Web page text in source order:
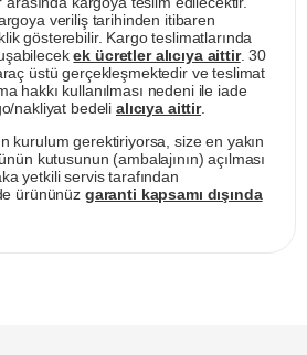
veriliş tarihinden itibaren
gösterebilir. Kargo teslimatlarında
ek ücretler alıcıya aittir. 30
üstü gerçekleşmektedir ve teslimat
hakkı kullanılması nedeni ile iade
nakliyat bedeli alıcıya aittir.
kurulum gerektiriyorsa, size en yakın
kutusunun (ambalajının) açılması
yetkili servis tarafından
ürününüz garanti kapsamı dışında